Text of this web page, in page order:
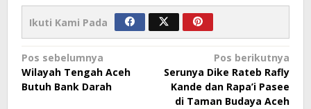
Ikuti Kami Pada
Navigasi
pos
Pos sebelumnya
Wilayah Tengah Aceh
Butuh Bank Darah
Pos berikutnya
Serunya Dike Rateb Rafly
Kande dan Rapa’i Pasee
di Taman Budaya Aceh